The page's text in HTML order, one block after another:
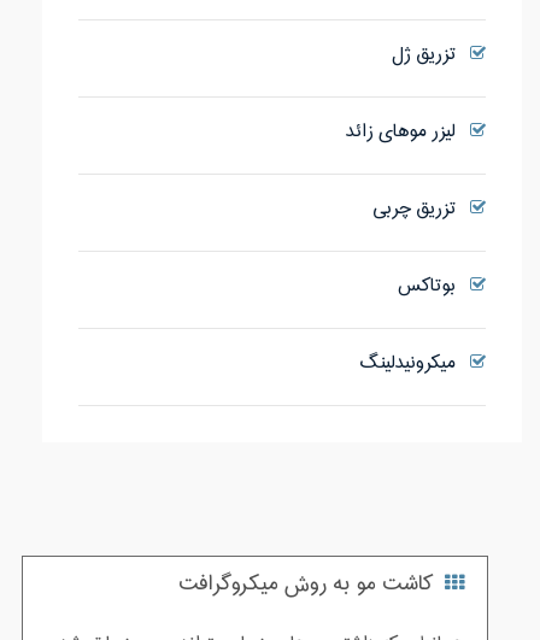
تزریق ژل
لیزر موهای زائد
تزریق چربی
بوتاکس
میکرونیدلینگ
کاشت مو به روش میکروگرافت